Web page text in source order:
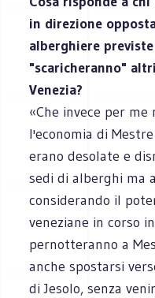
in direzione
alberghiere
"scaricheranno"
Venezia?
«Che invece per me
l'economia di
erano desolate e
sedi di alberghi ma
considerando il
veneziane in corso
pernotteranno a
anche spostarsi
di Jesolo, senza